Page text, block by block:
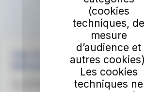
irigo, les services mobilité
02 41 33 64 64
(cookies
techniques, de
mesure
d’audience et
autres
Les cookies
techniques ne